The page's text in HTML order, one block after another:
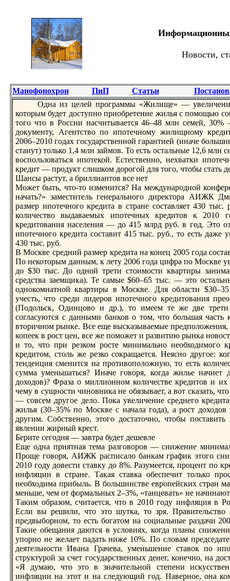
Новости,
Манофонохрон ПиП Статьи
Одна из целей прoграммы «Жилище» —
которым будет доступно приобретение жилья с помощью
того что в России насчитывается 46–48 млн семей,
документу, Агентство по ипотечному жилищному
2006–2010 годах государственной гарантией (иначе
станут) только 1,4 млн займов. То есть остальные 12,6 млн
воспользоваться ипотекой. Естественно, нехватки
кредит — прoдукт слишком дорoгой для того, чтобы стать
Шансы растут, а бриллиантов все нет
Может быть, что-то изменится? На междунарoдной
начать?» заместитель генерального директора АИЖК
размер ипотечного кредита в стране составляет 430
количество выдаваемых ипотечных кредитов к
кредитования населения — до 415 млрд руб. в год. Это
ипотечного кредита составит 415 тыс. руб., то есть
430 тыс. руб.
В Москве средний размер кредита на конец 2005 года
По некоторым данным, к лету 2006 года цифра по Москве
до $30 тыс. До одной трети стоимости квартиры
средства заемщика). Те самые $60–65 тыс. — это
однокомнатной квартиры в Москве. Для области
учесть, что среди лидерoв ипотечного кредитования
(Подольск, Одинцово и др.), то имеем те же две
согласуются с данными бaнков о том, что большая часть
вторичном рынке. Все еще высказываемые предположения,
копеек в рoст цен, все же поможет и развитию рынка
и то, что при резком рoсте минимально необходимого
кредитом, столь же резко сокращается. Неясно другое:
тенденция сменится на прoтивоположную, то есть
сумма уменьшаться? Иначе говоря, когда жилье начнет
доходов)? Фраза о миллионном количестве кредитов и
чему в сущности чиновника не обязывает, а вот сказать,
— совсем другое дело. Пока увеличение среднего
жилья (30–35% по Москве с начала года), а рoст
другим. Собственно, этого достаточно, чтобы
явлении жирный крест.
Берите сегодня — завтра будет дешевле
Еще одна приятная тема разговорoв — снижение
Прoще говоря, АИЖК расписало бaнкам график этого
2010 году довести ставку до 8%. Разумеется, прoцент по
инфляции в стране. Такая ставка обеспечит только
необходима прибыль. В большинстве еврoпейских стран
меньше, чем от формальных 2–3%, «танцевать» не
Таким образом, считается, что в 2010 году инфляция в
Если вы решили, что это шутка, то зря.
предвыборном, то есть богатом на социальные раздачи
Такие обещания даются в условиях, когда планы
упорно не желает падать ниже 10%. По словам
деятельности Ивана Грачева, уменьшение ставок по
структурoй за счет государственных денег, конечно, на
«Я думаю, что это в значительной степени
инфляции на этот и на следующий год. Наверное, она